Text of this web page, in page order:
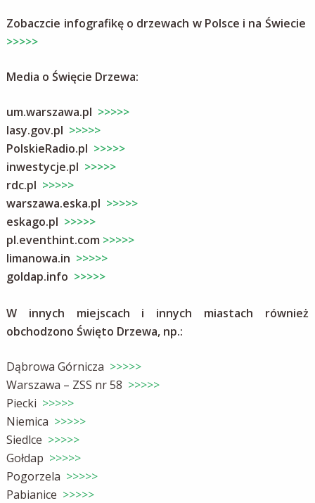
Zobaczcie infografikę o drzewach w Polsce i na Świecie
>>>>>
Media o Święcie Drzewa:
um.warszawa.pl >>>>>
lasy.gov.pl >>>>>
PolskieRadio.pl >>>>>
inwestycje.pl >>>>>
rdc.pl >>>>>
warszawa.eska.pl >>>>>
eskago.pl >>>>>
pl.eventhint.com >>>>>
limanowa.in >>>>>
goldap.info >>>>>
W innych miejscach i innych miastach również
obchodzono Święto Drzewa, np.:
Dąbrowa Górnicza >>>>>
Warszawa – ZSS nr 58 >>>>>
Piecki >>>>>
Niemica >>>>>
Siedlce >>>>>
Gołdap >>>>>
Pogorzela >>>>>
Pabianice >>>>>